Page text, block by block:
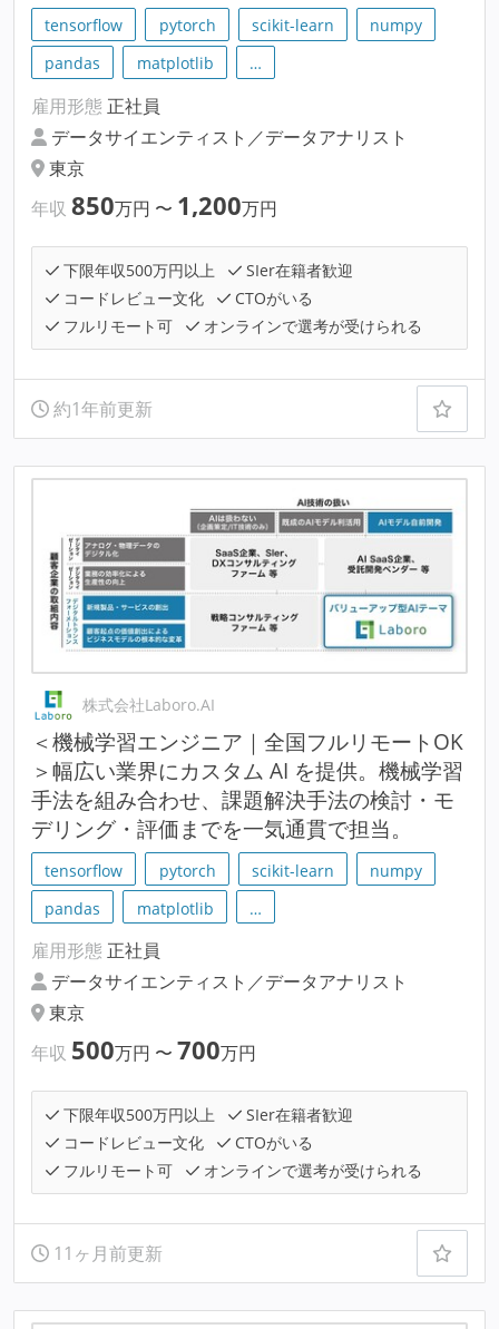
tensorflow pytorch scikit-learn
numpy
pandas
matplotlib …
雇用形態 正社員
データサイエンティスト／データアナリスト
東京
年収 850万円 〜 1,200万円
下限年収500万円以上
SIer在籍者歓迎
コードレビュー文化
CTOがいる
フルリモート可
オンラインで選考が受けられる
約1年前更新
株式会社Laboro.AI
＜機械学習エンジニア｜全国フルリモートOK
＞幅広い業界にカスタム AI を提供。機械学習
手法を組み合わせ、課題解決手法の検討・モ
デリング・評価までを一気通貫で担当。
tensorflow pytorch scikit-learn
numpy
pandas
matplotlib …
雇用形態 正社員
データサイエンティスト／データアナリスト
東京
年収 500万円 〜 700万円
下限年収500万円以上
SIer在籍者歓迎
コードレビュー文化
CTOがいる
フルリモート可
オンラインで選考が受けられる
11ヶ月前更新